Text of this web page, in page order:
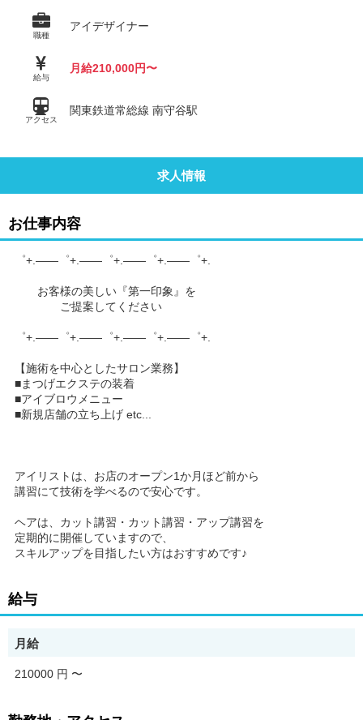
職種
アイデザイナー
給与
月給210,000円〜
アクセス
関東鉄道常総線 南守谷駅
求人情報
お仕事内容
゜+.――゜+.――゜+.――゜+.――゜+.
お客様の美しい『第一印象』を
ご提案してください
゜+.――゜+.――゜+.――゜+.――゜+.
【施術を中心としたサロン業務】
■まつげエクステの装着
■アイブロウメニュー
■新規店舗の立ち上げ etc...
アイリストは、お店のオープン1か月ほど前から
講習にて技術を学べるので安心です。
ヘアは、カット講習・カット講習・アップ講習を
定期的に開催していますので、
スキルアップを目指したい方はおすすめです♪
給与
月給
210000 円 〜